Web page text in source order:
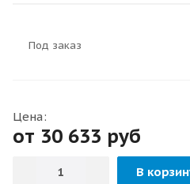
Под заказ
Цена:
от 30 633 руб
В